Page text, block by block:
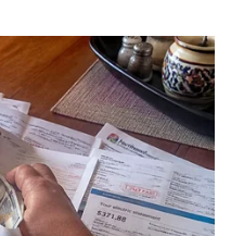
Xe máy
Tư vấn